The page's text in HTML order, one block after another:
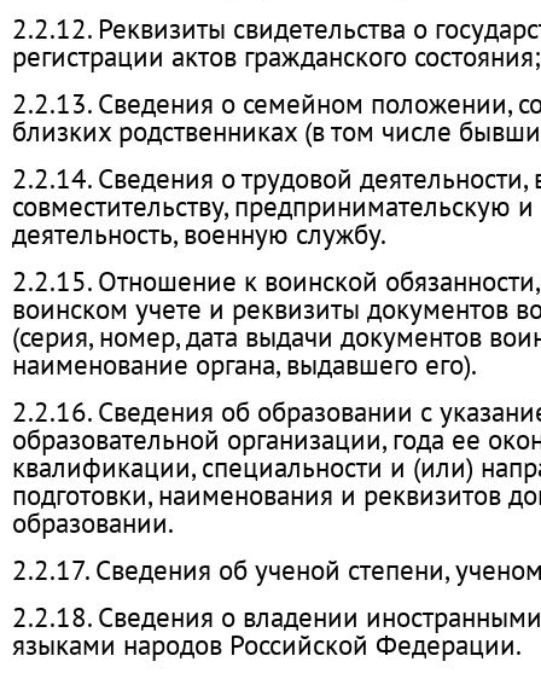
2.2.12. Реквизиты свидетельства о
регистрации актов гражданского состояния;
2.2.13. Сведения о семейном положении,
близких родственниках (в том числе
2.2.14. Сведения о трудовой деятельности,
совместительству, предпринимательскую
деятельность, военную службу.
2.2.15. Отношение к воинской
воинском учете и реквизиты документов
(серия, номер, дата выдачи документов
наименование органа, выдавшего его).
2.2.16. Сведения об образовании с
образовательной организации, года ее
квалификации, специальности и (или)
подготовки, наименования и реквизитов
образовании.
2.2.17. Сведения об ученой степени,
2.2.18. Сведения о владении
языками народов Российской Федерации.